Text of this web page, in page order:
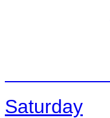
Saturday